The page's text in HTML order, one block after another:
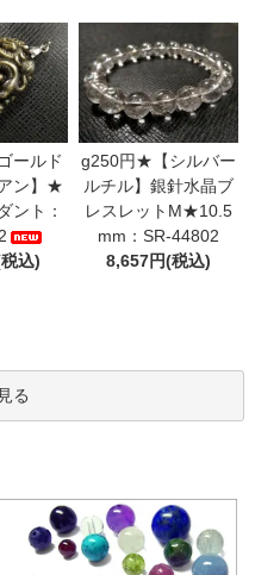
ールド
ン】★
ント：
込)
g250円★【シルバー
ルチル】銀針水晶ブ
レスレットM★10.5
mm：SR-44802
8,657円(税込)
る